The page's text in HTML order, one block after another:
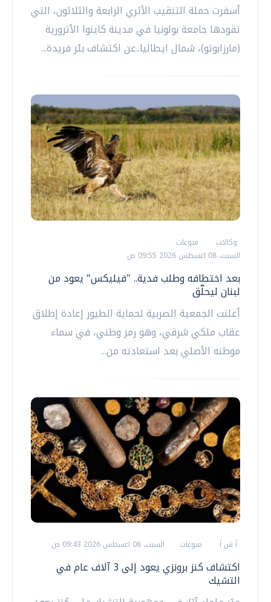
أسفرت حملة التنقيب الأثري الرابعة والثلاثون، التي
تقودها جامعة بولونيا في مدينة كاينوا الأترورية
(مارزابوتو)، شمال ايطاليا..عن اكتشاف بئر فريدة...
وكالات
منوعات
السبت، 08 اغسطس 2026 09:55 ص
بعد اختطافه وطلب فدية.. "فيليكس" يعود من
لبنان ليحلّق
أعلنت الجمعية الصربية لحماية الطيور إعادة إطلاق
عقاب ملكي شرقي، وهو رمز وطني، في سماء
موطنه الأصلي بعد استعادته من...
أ ش أ منوعات السبت، 08 اغسطس 2026 09:43 ص
اكتشاف كنز برونزي يعود إلى 3 آلاف عام في
التشيك